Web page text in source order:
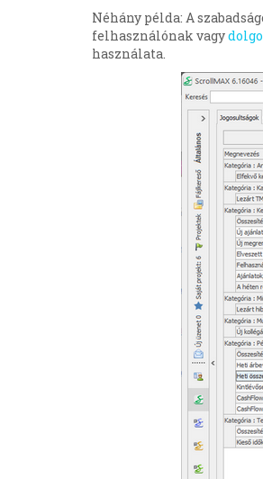
Néhány példa: A
felhasználónak vagy
használata.